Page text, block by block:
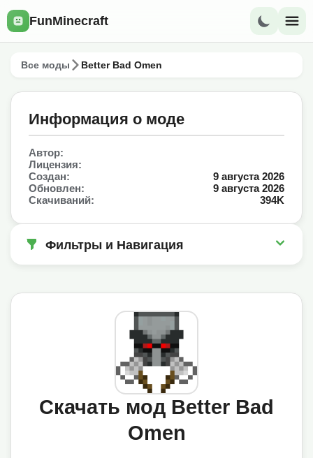
FunMinecraft
Все моды Better Bad Omen
Скачать мод Better Bad
Omen
Информация о моде
Автор:
Лицензия:
Создан:
9 августа 2026
Обновлен:
9 августа 2026
Скачиваний:
394K
Фильтры и Навигация